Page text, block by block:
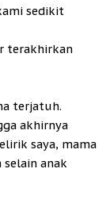
sedikit
terakhirkan
terjatuh.
akhirnya
saya, mama
anak